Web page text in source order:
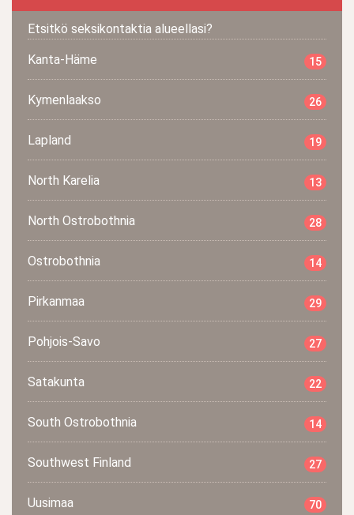
Etsitkö seksikontaktia alueellasi?
Kanta-Häme 15
Kymenlaakso 26
Lapland 19
North Karelia 13
North Ostrobothnia 28
Ostrobothnia 14
Pirkanmaa 29
Pohjois-Savo 27
Satakunta 22
South Ostrobothnia 14
Southwest Finland 27
Uusimaa 70